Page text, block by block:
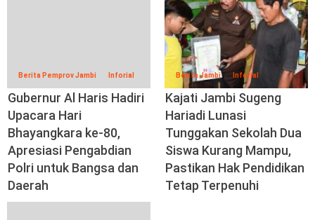
Berita Pemprov Jambi Inforial
Gubernur Al Haris Hadiri
Upacara Hari
Bhayangkara ke-80,
Apresiasi Pengabdian
Polri untuk Bangsa dan
Daerah
Berita Jambi Inforial
Kajati Jambi Sugeng
Hariadi Lunasi
Tunggakan Sekolah Dua
Siswa Kurang Mampu,
Pastikan Hak Pendidikan
Tetap Terpenuhi